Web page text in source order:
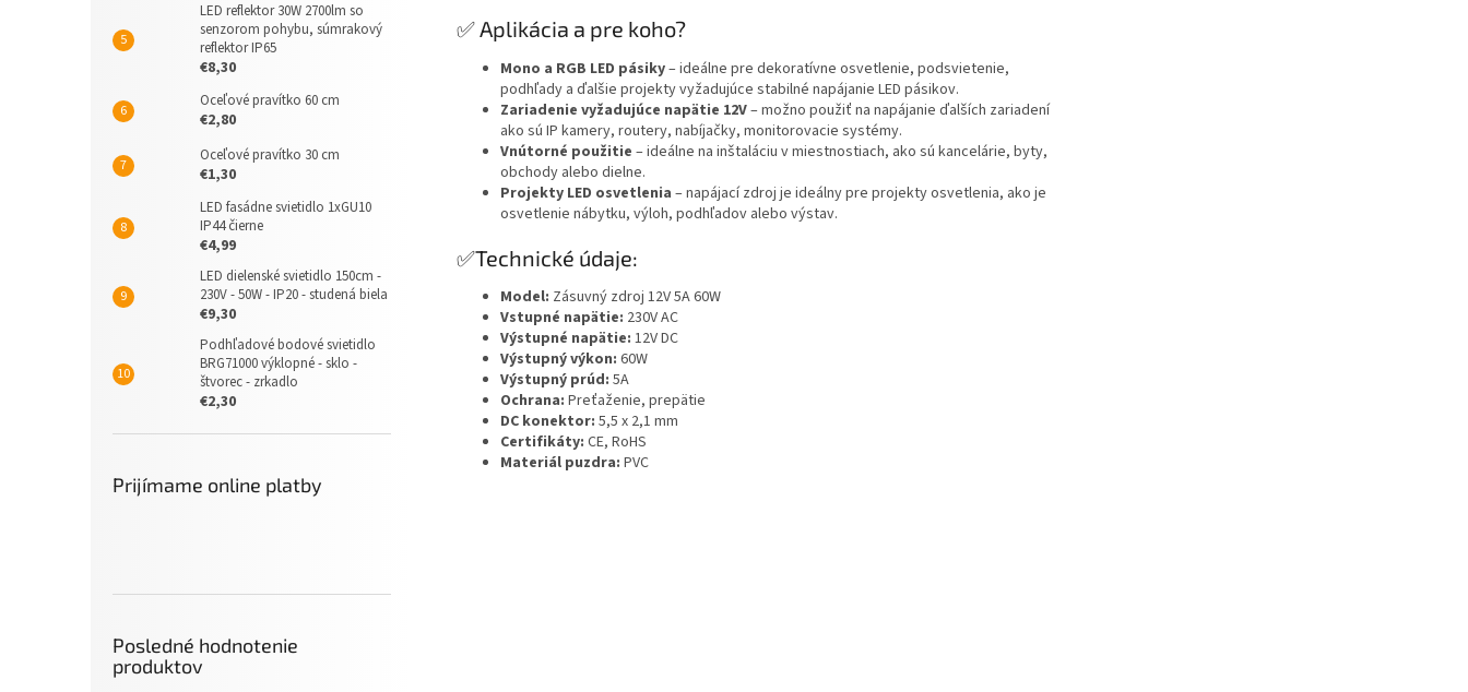
LED reflektor 30W 2700lm so
senzorom pohybu, súmrakový
reflektor IP65
€8,30
Oceľové pravítko 60 cm
€2,80
Oceľové pravítko 30 cm
€1,30
LED fasádne svietidlo 1xGU10
IP44 čierne
€4,99
LED dielenské svietidlo 150cm -
230V - 50W - IP20 - studená biela
€9,30
Podhľadové bodové svietidlo
BRG71000 výklopné - sklo -
štvorec - zrkadlo
€2,30
Prijímame online platby
Posledné hodnotenie
produktov
✅ Aplikácia a pre koho?
Mono a RGB LED pásiky– ideálne pre dekoratívne osvetlenie, podsvietenie,
podhľady a ďalšie projekty vyžadujúce stabilné napájanie LED pásikov.
Zariadenie vyžadujúce napätie 12V– možno použiť na napájanie ďalších zariadení
ako sú IP kamery, routery, nabíjačky, monitorovacie systémy.
Vnútorné použitie – ideálne na inštaláciu v miestnostiach, ako sú kancelárie, byty,
obchody alebo dielne.
Projekty LED osvetlenia – napájací zdroj je ideálny pre projekty osvetlenia, ako je
osvetlenie nábytku, výloh, podhľadov alebo výstav.
✅Technické údaje:
Model: Zásuvný zdroj 12V 5A 60W
Vstupné napätie: 230V AC
Výstupné napätie: 12V DC
Výstupný výkon: 60W
Výstupný prúd: 5A
Ochrana: Preťaženie, prepätie
DC konektor: 5,5 x 2,1 mm
Certifikáty: CE, RoHS
Materiál puzdra: PVC